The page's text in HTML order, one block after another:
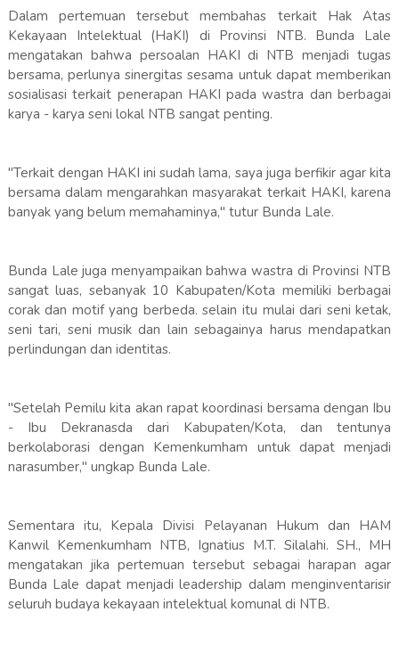
Dalam pertemuan tersebut membahas terkait Hak Atas
Kekayaan Intelektual (HaKI) di Provinsi NTB. Bunda Lale
mengatakan bahwa persoalan HAKI di NTB menjadi tugas
bersama, perlunya sinergitas sesama untuk dapat memberikan
sosialisasi terkait penerapan HAKI pada wastra dan berbagai
karya - karya seni lokal NTB sangat penting.
"Terkait dengan HAKI ini sudah lama, saya juga berfikir agar kita
bersama dalam mengarahkan masyarakat terkait HAKI, karena
banyak yang belum memahaminya," tutur Bunda Lale.
Bunda Lale juga menyampaikan bahwa wastra di Provinsi NTB
sangat luas, sebanyak 10 Kabupaten/Kota memiliki berbagai
corak dan motif yang berbeda. selain itu mulai dari seni ketak,
seni tari, seni musik dan lain sebagainya harus mendapatkan
perlindungan dan identitas.
"Setelah Pemilu kita akan rapat koordinasi bersama dengan Ibu
- Ibu Dekranasda dari Kabupaten/Kota, dan tentunya
berkolaborasi dengan Kemenkumham untuk dapat menjadi
narasumber," ungkap Bunda Lale.
Sementara itu, Kepala Divisi Pelayanan Hukum dan HAM
Kanwil Kemenkumham NTB, Ignatius M.T. Silalahi. SH., MH
mengatakan jika pertemuan tersebut sebagai harapan agar
Bunda Lale dapat menjadi leadership dalam menginventarisir
seluruh budaya kekayaan intelektual komunal di NTB.